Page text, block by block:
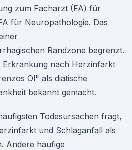
zum Facharzt (FA) für
für Neuropathologie. Das
Randzone begrenzt.
Erkrankung nach Herzinfarkt
Öl" als diätische
bekannt gemacht.
Todesursachen fragt,
und Schlaganfall als
Andere häufige